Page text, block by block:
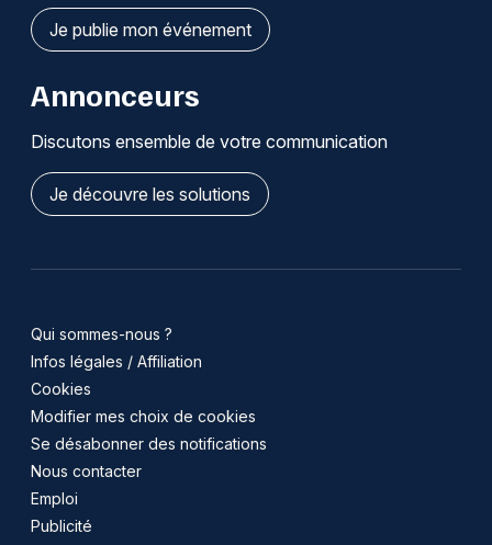
Je publie mon événement
Annonceurs
Discutons ensemble de votre communication
Je découvre les solutions
Qui sommes-nous ?
Infos légales / Affiliation
Cookies
Modifier mes choix de cookies
Se désabonner des notifications
Nous contacter
Emploi
Publicité